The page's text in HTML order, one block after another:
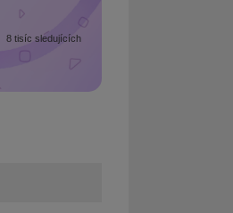
8 tisíc sledujících